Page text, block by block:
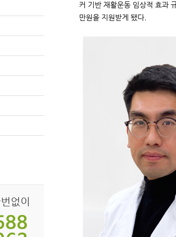
없이
커 기반 재활운동 임상적 효과
만원을 지원받게 됐다.